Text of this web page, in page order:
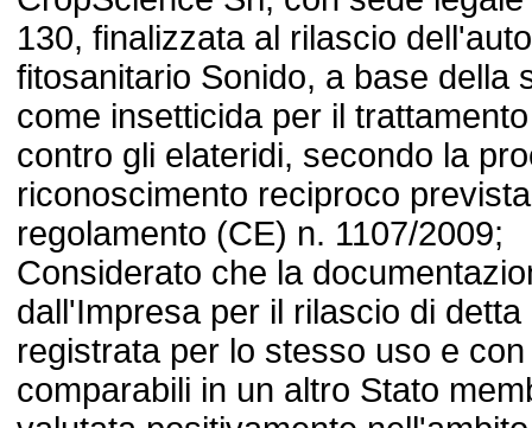
130, finalizzata al rilascio
fitosanitario Sonido, a base della
come insetticida per il
contro gli elateridi, secondo la
riconoscimento reciproco
regolamento (CE) n. 1107/2009;
Considerato che la
dall'Impresa per il rilascio di
registrata per lo stesso uso e
comparabili in un altro Stato